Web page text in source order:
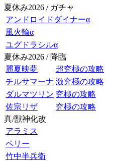
夏休み2026 / ガチャ
アンドロイドダイナーα
風火輪α
ユグドラシルα
夏休み2026 / 降臨
麗夏映夢
超究極の攻略
チルサマーナ 激究極の攻略
ダルマツリン 究極の攻略
佐宗リザ
究極の攻略
真/獣神化改
アラミス
ペリー
竹中半兵衛